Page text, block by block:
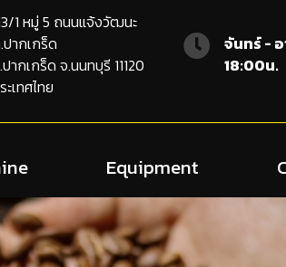
1 หมู่ 5 ถนนแจ้งวัฒนะ
ากเกร็ด
ากเกร็ด จ.นนทบุรี 11120
ะเทศไทย
จันทร์ -
18:00น.
Equipment